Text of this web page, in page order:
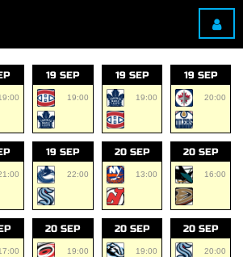
19 SEP
19:00
19 SEP
19:00
19 SEP
20:00
19 SEP
22:00
20 SEP
13:00
20 SEP
16:00
20 SEP
19:00
20 SEP
19:00
20 SEP
20:00